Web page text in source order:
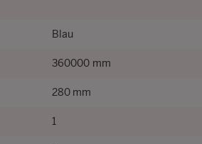
Blau
360000 mm
280 mm
1